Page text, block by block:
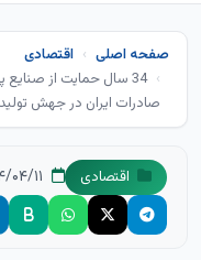
صفحه اصلی
اقتصادی
34 سال حمایت از
صادرات ایران در جهش
اقتصادی